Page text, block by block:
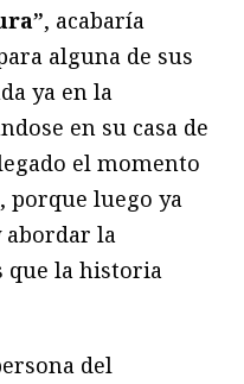
, acabaría
alguna de sus
ya en la
en su casa de
el momento
porque luego ya
abordar la
que la historia
del